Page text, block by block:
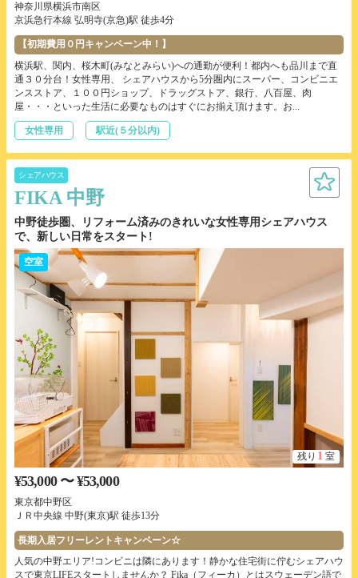
神奈川県横浜市南区
京浜急行本線 弘明寺(京急)駅 徒歩4分
【初期費用０円キャンペーン中！】
横浜駅、関内、桜木町(みなとみらい)への通勤が便利！都内へも品川まで直
通３０分台！女性専用、 シェアハウスから5分圏内にスーパー、コンビニエ
ンスストア、１００円ショップ、ドラッグストア、銀行、八百屋、肉
屋・・・といった生活に必要なものはすぐにお揃え頂けます。お...
女性専用 駅近(５分以内)
シェアハウス
FIKA 中野
中野徒歩圏、リフォーム済みのきれいな女性専用シェアハウス
で、新しい日常をスタート!
空室
残り 1 室
¥53,000 〜 ¥53,000
東京都中野区
ＪＲ中央線 中野(東京)駅 徒歩13分
長期入居フリーレントキャンペーン☆
人気の中野エリア!コンビニは隣にあります！静かな住宅街に佇むシェアハウ
スで東京LIFEスタートしませんか？ Fika（フィーカ）とはスウェーデン語で